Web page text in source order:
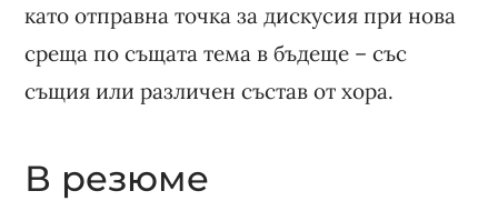
като отправна точка за дискусия при нова
среща по същата тема в бъдеще – със
същия или различен състав от хора.
В резюме